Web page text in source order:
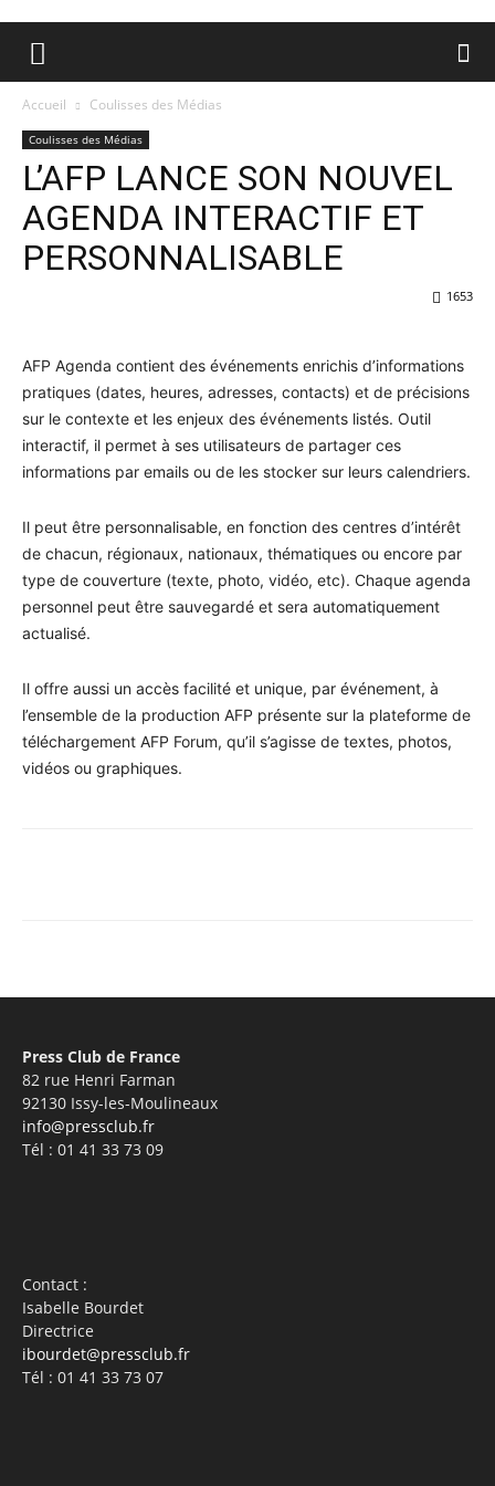
Accueil Coulisses des Médias
Coulisses des Médias
L’AFP LANCE SON NOUVEL
AGENDA INTERACTIF ET
PERSONNALISABLE
1653
AFP Agenda contient des événements enrichis d’informations
pratiques (dates, heures, adresses, contacts) et de précisions
sur le contexte et les enjeux des événements listés. Outil
interactif, il permet à ses utilisateurs de partager ces
informations par emails ou de les stocker sur leurs calendriers.
Il peut être personnalisable, en fonction des centres d’intérêt
de chacun, régionaux, nationaux, thématiques ou encore par
type de couverture (texte, photo, vidéo, etc). Chaque agenda
personnel peut être sauvegardé et sera automatiquement
actualisé.
Il offre aussi un accès facilité et unique, par événement, à
l’ensemble de la production AFP présente sur la plateforme de
téléchargement AFP Forum, qu’il s’agisse de textes, photos,
vidéos ou graphiques.
Press Club de France
82 rue Henri Farman
92130 Issy-les-Moulineaux
info@pressclub.fr
Tél : 01 41 33 73 09
Contact :
Isabelle Bourdet
Directrice
ibourdet@pressclub.fr
Tél : 01 41 33 73 07